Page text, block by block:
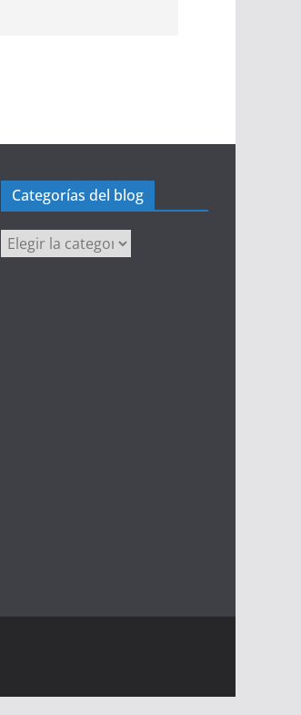
Categorías del blog
Categorías
del